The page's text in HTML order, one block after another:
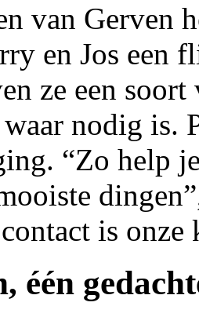
van Gerven
en Jos een
ze een
nodig is.
“Zo help
is onze
één